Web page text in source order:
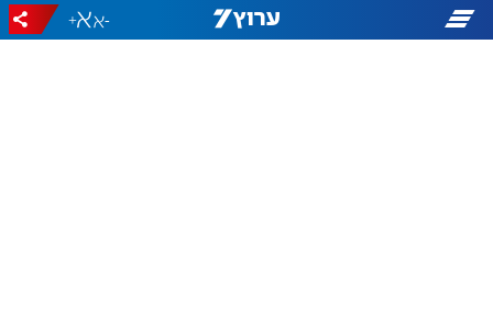
-
+